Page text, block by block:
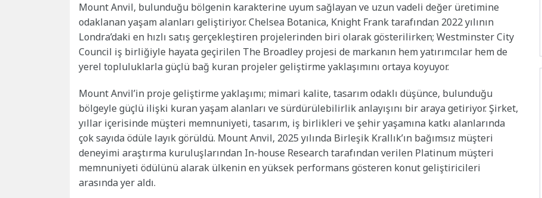
Mount Anvil, bulunduğu bölgenin karakterine uyum sağlayan ve uzun vadeli değer üretimine
odaklanan yaşam alanları geliştiriyor. Chelsea Botanica, Knight Frank tarafından 2022 yılının
Londra’daki en hızlı satış gerçekleştiren projelerinden biri olarak gösterilirken; Westminster City
Council iş birliğiyle hayata geçirilen The Broadley projesi de markanın hem yatırımcılar hem de
yerel topluluklarla güçlü bağ kuran projeler geliştirme yaklaşımını ortaya koyuyor.
Mount Anvil’in proje geliştirme yaklaşımı; mimari kalite, tasarım odaklı düşünce, bulunduğu
bölgeyle güçlü ilişki kuran yaşam alanları ve sürdürülebilirlik anlayışını bir araya getiriyor. Şirket,
yıllar içerisinde müşteri memnuniyeti, tasarım, iş birlikleri ve şehir yaşamına katkı alanlarında
çok sayıda ödüle layık görüldü. Mount Anvil, 2025 yılında Birleşik Krallık’ın bağımsız müşteri
deneyimi araştırma kuruluşlarından In-house Research tarafından verilen Platinum müşteri
memnuniyeti ödülünü alarak ülkenin en yüksek performans gösteren konut geliştiricileri
arasında yer aldı.